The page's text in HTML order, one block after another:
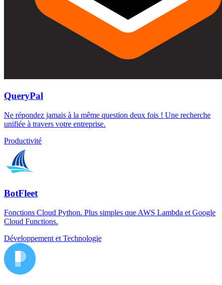
QueryPal
Ne répondez jamais à la même question deux fois ! Une recherche
unifiée à travers votre entreprise.
Productivité
BotFleet
Fonctions Cloud Python. Plus simples que AWS Lambda et Google
Cloud Functions.
Développement et Technologie